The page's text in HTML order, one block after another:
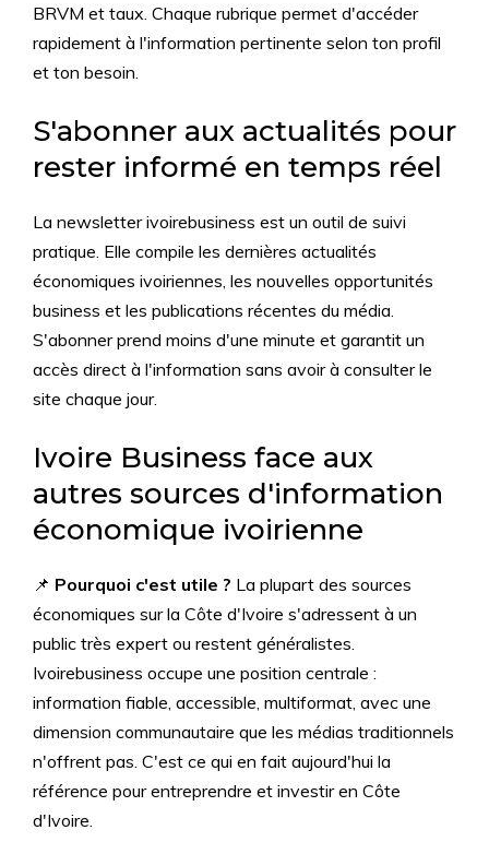
BRVM et taux. Chaque rubrique permet d'accéder
rapidement à l'information pertinente selon ton profil
et ton besoin.
S'abonner aux actualités pour
rester informé en temps réel
La newsletter ivoirebusiness est un outil de suivi
pratique. Elle compile les dernières actualités
économiques ivoiriennes, les nouvelles opportunités
business et les publications récentes du média.
S'abonner prend moins d'une minute et garantit un
accès direct à l'information sans avoir à consulter le
site chaque jour.
Ivoire Business face aux
autres sources d'information
économique ivoirienne
📌 Pourquoi c'est utile ? La plupart des sources
économiques sur la Côte d'Ivoire s'adressent à un
public très expert ou restent généralistes.
Ivoirebusiness occupe une position centrale :
information fiable, accessible, multiformat, avec une
dimension communautaire que les médias traditionnels
n'offrent pas. C'est ce qui en fait aujourd'hui la
référence pour entreprendre et investir en Côte
d'Ivoire.